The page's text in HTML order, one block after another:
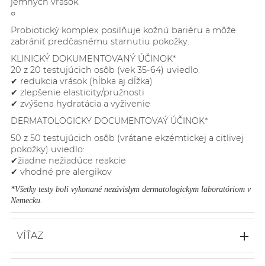
○
Probiotický komplex posilňuje kožnú bariéru a môže
zabrániť predčasnému starnutiu pokožky.
KLINICKÝ DOKUMENTOVANÝ ÚČINOK*
20 z 20 testujúcich osôb (vek 35-64) uviedlo:
✔ redukcia vrások (hĺbka aj dĺžka)
✔ zlepšenie elasticity/pružnosti
✔ zvýšena hydratácia a vyživenie
DERMATOLOGICKY DOCUMENTOVAÝ ÚČINOK*
50 z 50 testujúcich osôb (vrátane ekzémtickej a citlivej
pokožky) uviedlo:
✔žiadne nežiadúce reakcie
✔ vhodné pre alergikov
*Všetky testy boli vykonané nezávislym dermatologickym laboratóriom v
Nemecku.
VÍŤAZ
Beauty Shortlist Awards 2022